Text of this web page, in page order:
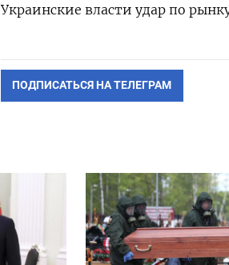
Украинские власти удар по
ПОДПИСАТЬСЯ НА ТЕЛЕГРАМ